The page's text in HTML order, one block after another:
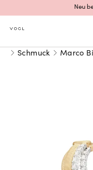
Neu
Mehr erfahren:
Neu bei Vogl:
Schmuck Marco